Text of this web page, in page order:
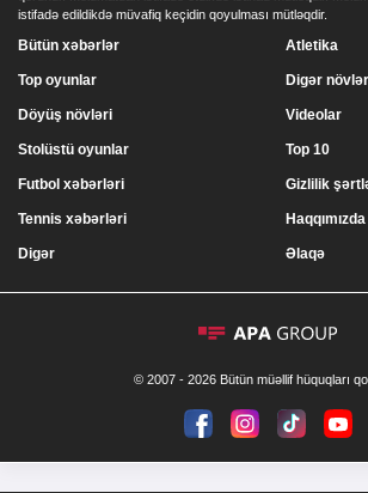
istifadə edildikdə müvafiq keçidin qoyulması mütləqdir.
Bütün xəbərlər
Top oyunlar
Döyüş növləri
Stolüstü oyunlar
Atletika
Digər
Videolar
Top 10
Futbol xəbərləri
Tennis xəbərləri
Digər
Gizlilik
Haqqımızda
Əlaqə
© 2007 - 2026 Bütün müəllif hüquqları